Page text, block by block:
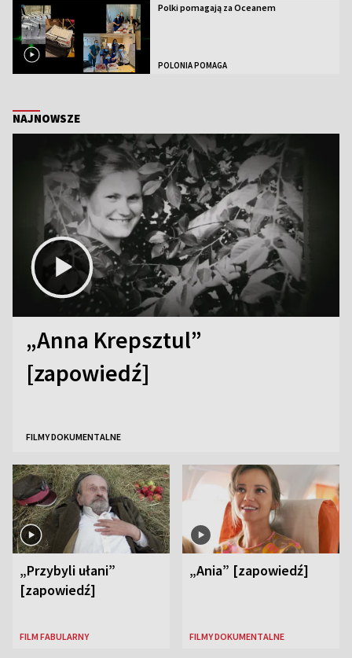
Polki pomagają za Oceanem
POLONIA POMAGA
NAJNOWSZE
„Anna Krepsztul”
[zapowiedź]
FILMY DOKUMENTALNE
„Przybyli ułani”
[zapowiedź]
FILM FABULARNY
„Ania” [zapowiedź]
FILMY DOKUMENTALNE